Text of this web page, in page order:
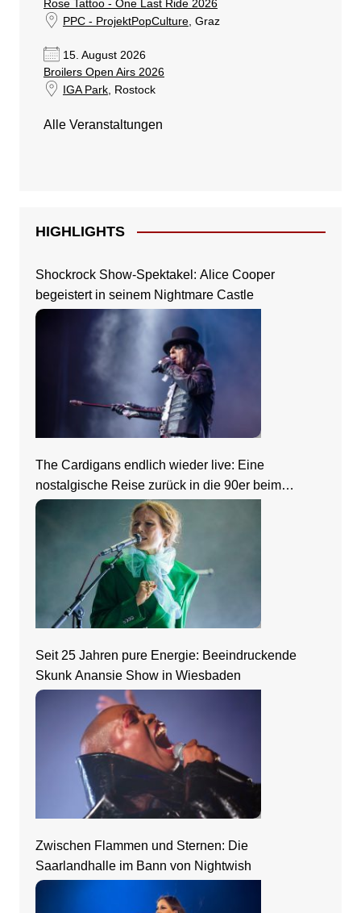
Rose Tattoo - One Last Ride 2026
PPC - ProjektPopCulture, Graz
15. August 2026
Broilers Open Airs 2026
IGA Park, Rostock
Alle Veranstaltungen
HIGHLIGHTS
Shockrock Show-Spektakel: Alice Cooper
begeistert in seinem Nightmare Castle
The Cardigans endlich wieder live: Eine
nostalgische Reise zurück in die 90er beim
Zeltfestival Rhein-Neckar
Seit 25 Jahren pure Energie: Beeindruckende
Skunk Anansie Show in Wiesbaden
Zwischen Flammen und Sternen: Die
Saarlandhalle im Bann von Nightwish